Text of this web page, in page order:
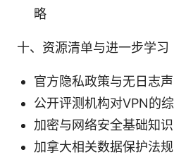
略
十、资源清单与进一步学习
官方隐私政策与无日志
公开评测机构对VPN的
加密与网络安全基础知
加拿大相关数据保护法